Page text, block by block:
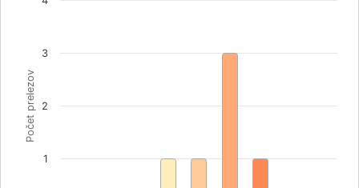
Počet prelezov
1
2
3